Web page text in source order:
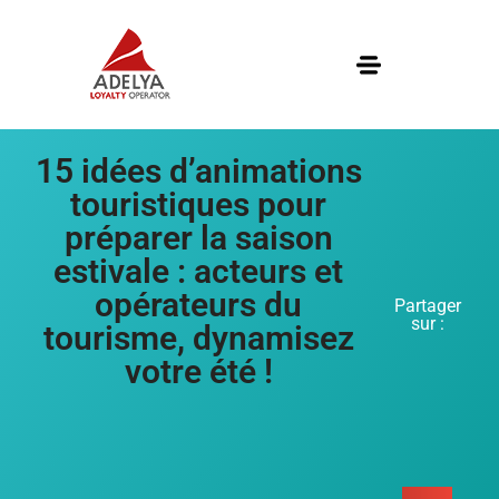
15 idées d’animations
touristiques pour
préparer la saison
estivale : acteurs et
opérateurs du
tourisme, dynamisez
votre été !
Partager
sur :